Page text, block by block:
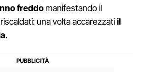
freddo manifestando il
una volta accarezzatiil
.